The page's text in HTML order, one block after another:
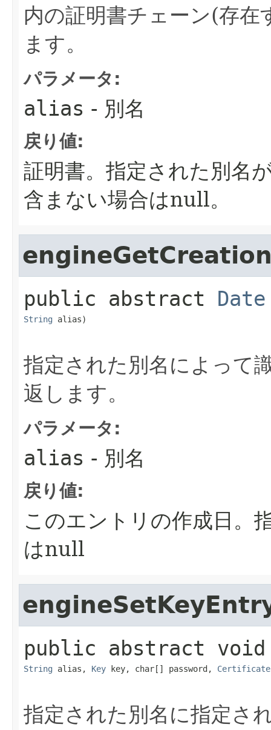
内の証明書チェーン(存
ます。
パラメータ:
alias - 別名
戻り値:
証明書。指定された別名
含まない場合はnull。
public abstract Date
String alias)
指定された別名によって
返します。
パラメータ:
alias - 別名
戻り値:
このエントリの作成日。
はnull
public abstract void
String alias, Key key, char[] password, Certificate
指定された別名に指定さ